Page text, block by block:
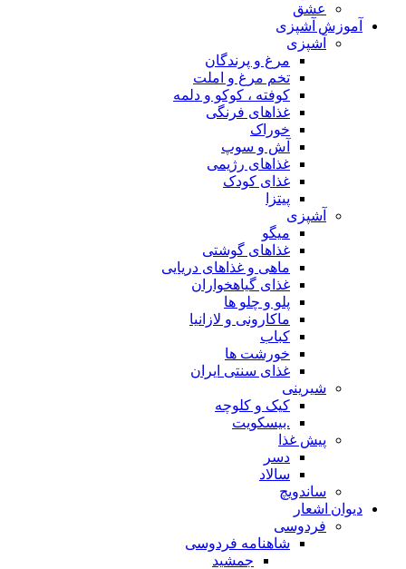
عشق
آموزش آشپزی
آشپزی
مرغ و پرندگان
تخم مرغ و املت
کوفته ، کوکو و دلمه
غذاهای فرنگی
خوراک
آش و سوپ
غذاهای رژیمی
غذای کودک
پیتزا
آشپزی
میگو
غذاهای گوشتی
ماهی و غذاهای دریایی
غذای گیاهخواران
پلو و چلو ها
ماکارونی و لازانیا
کباب
خورشت ها
غذای سنتی ایران
شیرینی
کیک و کلوچه
.بیسکویت
پیش غذا
دسر
سالاد
ساندویچ
دیوان اشعار
فردوسی
شاهنامه فردوسی
جمشید